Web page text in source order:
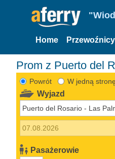
Home Przewoźnicy
Prom z Puerto del
Powrót W jedną stronę
Wyjazd
Pasażerowie